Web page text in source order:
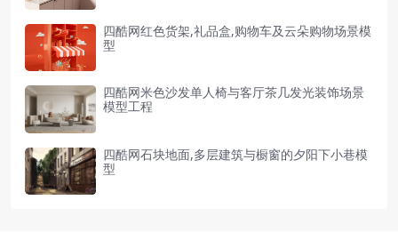
四酷网红色货架,礼品盒,购物车及云朵购物场景模
型
四酷网米色沙发单人椅与客厅茶几发光装饰场景
模型工程
四酷网石块地面,多层建筑与橱窗的夕阳下小巷模
型